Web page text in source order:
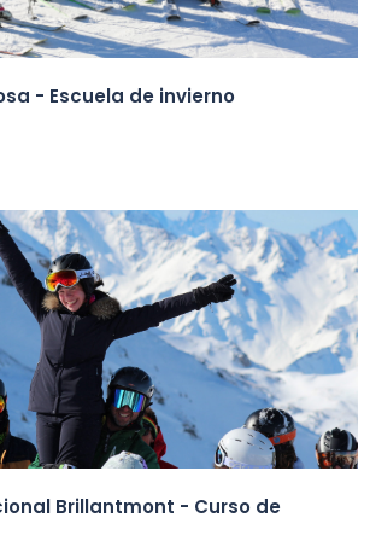
- Escuela de invierno
Brillantmont - Curso de